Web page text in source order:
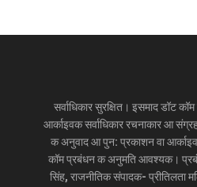
सर्वाधिकार सुरक्षित। इसमाद डॉट
आर्काइवक सर्वाधिकार रचनाकार आ
क अनुवाद आ पुन: प्रकाशन वा
कॉम प्रबंधन क अनुमति आवश्यक।
सिंह, राजनीतिक संपादक- प्रीतिलता